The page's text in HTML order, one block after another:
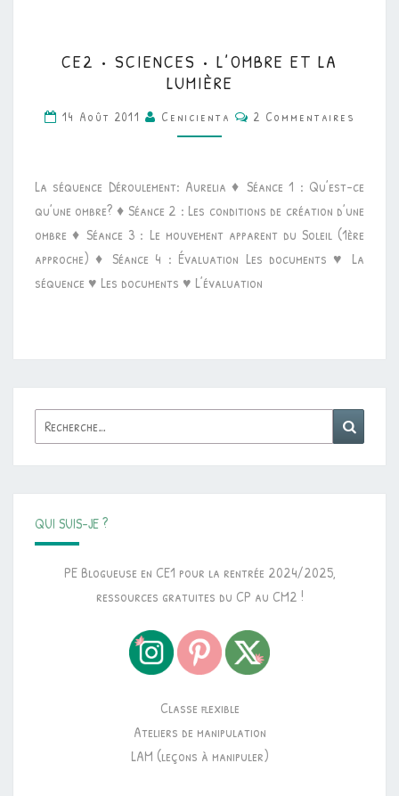
•
SCIENCES
•
L’OMBRE
LA
LUMIÈRE
CE2 • SCIENCES • L’OMBRE ET LA
LUMIÈRE
14 Août 2011 Cenicienta Commentaires
2 Commentaires
La séquence Déroulement: Aurelia ♦ Séance 1 : Qu’est-ce
qu’une ombre? ♦ Séance 2 : Les conditions de création d’une
ombre ♦ Séance 3 : Le mouvement apparent du Soleil (1ère
approche) ♦ Séance 4 : Évaluation Les documents ♥ La
séquence ♥ Les documents ♥ L’évaluation
Rechercher :
QUI SUIS-JE ?
PE Blogueuse en CE1 pour la rentrée 2024/2025,
ressources gratuites du CP au CM2 !
Classe flexible
Ateliers de manipulation
LAM (leçons à manipuler)